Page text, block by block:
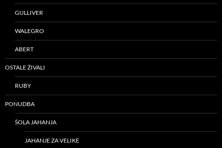
GULLIVER
WALEGRO
ABERT
OSTALE ŽIVALI
RUBY
PONUDBA
ŠOLA JAHANJA
JAHANJE ZA VELIKE